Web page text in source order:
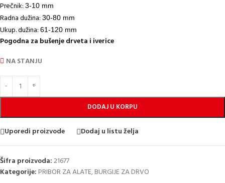
Prečnik: 3-10 mm
Radna dužina: 30-80 mm
Ukup. dužina: 61-120 mm
Pogodna za bušenje drveta i iverice
NA STANJU
DODAJ U KORPU
Uporedi proizvode Dodaj u listu želja
Šifra proizvoda:21677
Kategorije: PRIBOR ZA ALATE,BURGIJE ZA DRVO